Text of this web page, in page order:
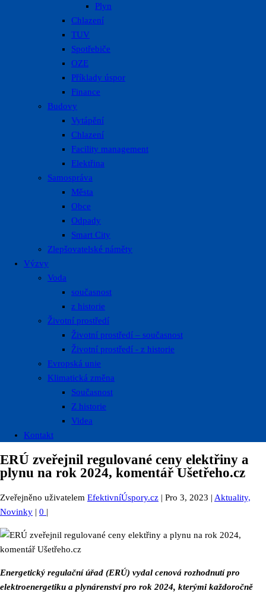
Plyn
Chlazení
TUV
Spotřebiče
OZE
Příklady úspor
Finance
Budovy
Vytápění
Chlazení
Facility management
Elektřina
Samospráva
Města
Obce
Odpady
Smart City
Zlepšovatelské náměty
Výzvy
Voda
současnost
z historie
Životní prostředí
Životní prostředí – současnost
Životní prostředí ​- z historie
Evropská unie
Klimatická změna
Současnost
Z historie
Videa
Kontakt
ERÚ zveřejnil regulované ceny elektřiny a
plynu na rok 2024, komentář Ušetřeho.cz
Zveřejněno uživatelem EfektivníÚspory.cz | Pro 3, 2023 | Aktuality,
Novinky | 0 |
Energetický regulační úřad (ERÚ) vydal cenová rozhodnutí pro
elektroenergetiku a plynárenství pro rok 2024, kterými každoročně